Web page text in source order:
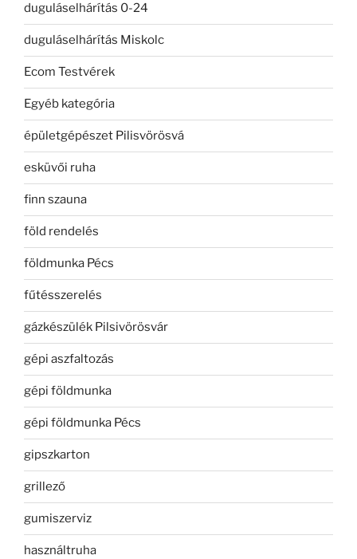
duguláselhárítás 0-24
duguláselhárítás Miskolc
Ecom Testvérek
Egyéb kategória
épületgépészet Pilisvörösvá
esküvői ruha
finn szauna
föld rendelés
földmunka Pécs
fűtésszerelés
gázkészülék Pilsivörösvár
gépi aszfaltozás
gépi földmunka
gépi földmunka Pécs
gipszkarton
grillező
gumiszerviz
használtruha